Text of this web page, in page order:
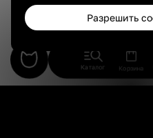
Каталог Корзина
Разрешить